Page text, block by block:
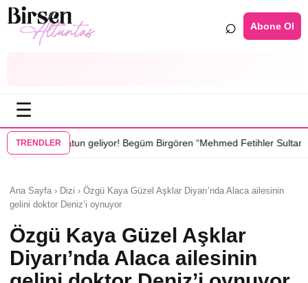
⌕ Abone Ol
☰
TRENDLER
Begüm Birgören “Mehmed Fetihler Sultanı”nda•“Karakuyu”
Ana Sayfa › Dizi › Özgü Kaya Güzel Aşklar Diyarı’nda Alaca ailesinin
gelini doktor Deniz’i oynuyor
Özgü Kaya Güzel Aşklar
Diyarı’nda Alaca ailesinin